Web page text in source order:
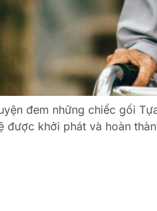
đem những chiếc gối
được khởi phát và hoàn